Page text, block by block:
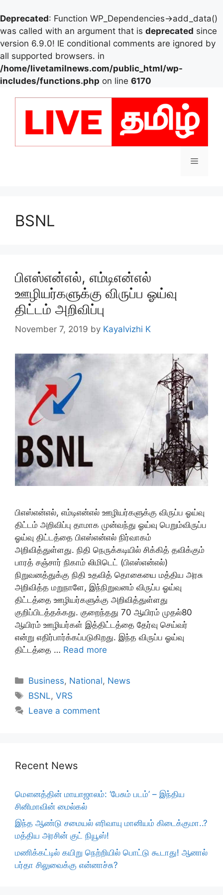
Deprecated: Function WP_Dependencies->add_data()
was called with an argument that is deprecated since
version 6.9.0! IE conditional comments are ignored by
all supported browsers. in
/home/livetamilnews.com/public_html/wp-
includes/functions.php on line 6170
Menu
BSNL
பிஎஸ்என்எல், எம்டிஎன்எல்
ஊழியர்களுக்கு விருப்ப ஓய்வு
திட்டம் அறிவிப்பு
November 7, 2019 by Kayalvizhi K
பிஎஸ்என்எல், எம்டிஎன்எல் ஊழியர்களுக்கு விருப்ப ஓய்வு
திட்டம் அறிவிப்பு தாமாக முன்வந்து ஓய்வு பெறும்விருப்ப
ஓய்வு திட்டத்தை பிஎஸ்என்எல் நிர்வாகம்
அறிவித்துள்ளது. நிதி நெருக்கடியில் சிக்கித் தவிக்கும்
பாரத் சஞ்சார் நிகாம் லிமிடெட் (பிஎஸ்என்எல்)
நிறுவனத்துக்கு நிதி உதவித் தொகையை மத்திய அரசு
அறிவித்த மறுநாளே, இந்நிறுவனம் விருப்ப ஓய்வு
திட்டத்தை ஊழியர்களுக்கு அறிவித்துள்ளது
குறிப்பிடத்தக்கது. குறைந்தது 70 ஆயிரம் முதல்80
ஆயிரம் ஊழியர்கள் இத்திட்டத்தை தேர்வு செய்வர்
என்று எதிர்பார்க்கப்படுகிறது. இந்த விருப்ப ஓய்வு
திட்டத்தை … Read more
Categories
Business, National, News
Tags
BSNL,VRS
Leave a comment
Recent News
மௌனத்தின் மாயாஜாலம்: ‘பேசும் படம்’ – இந்திய
சினிமாவின் மைல்கல்
இந்த ஆண்டு சமையல் எரிவாயு மானியம் கிடைக்குமா..?
மத்திய அரசின் குட் நியூஸ்!
மணிக்கட்டில் கயிறு நெற்றியில் பொட்டு கூடாது! ஆனால்
பர்தா சிலுவைக்கு என்னாச்சு?